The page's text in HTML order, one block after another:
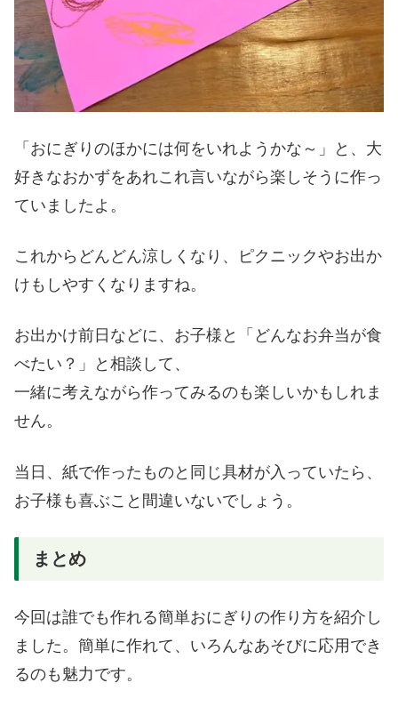
「おにぎりのほかには何をいれようかな～」と、大
好きなおかずをあれこれ言いながら楽しそうに作っ
ていましたよ。
これからどんどん涼しくなり、ピクニックやお出か
けもしやすくなりますね。
お出かけ前日などに、お子様と「どんなお弁当が食
べたい？」と相談して、
一緒に考えながら作ってみるのも楽しいかもしれま
せん。
当日、紙で作ったものと同じ具材が入っていたら、
お子様も喜ぶこと間違いないでしょう。
まとめ
今回は誰でも作れる簡単おにぎりの作り方を紹介し
ました。簡単に作れて、いろんなあそびに応用でき
るのも魅力です。